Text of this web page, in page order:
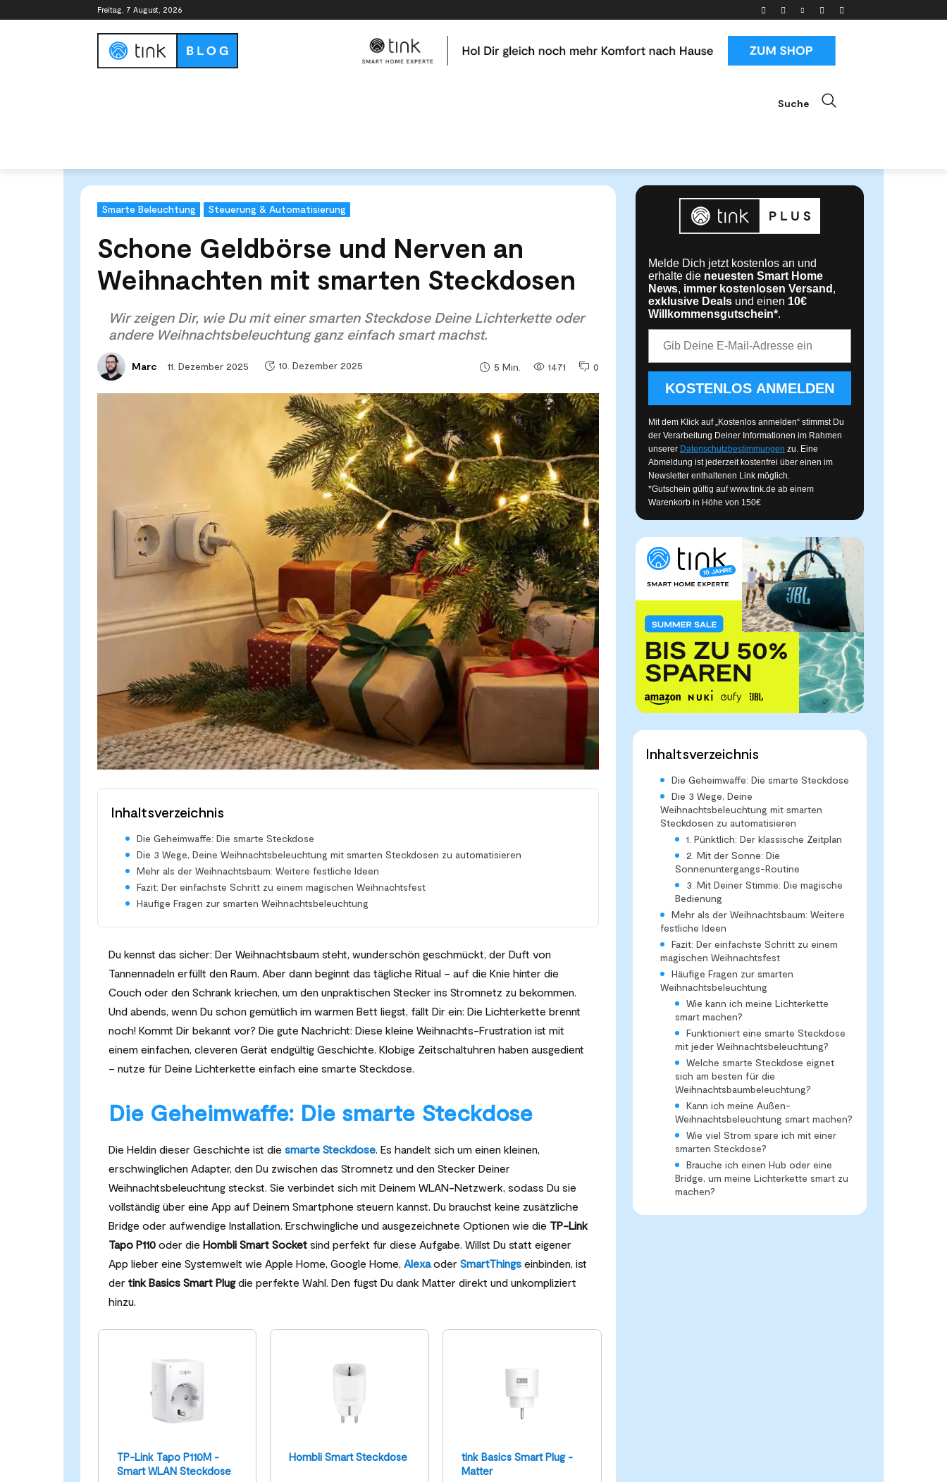
Freitag, 7 August, 2026
Suche
Smarte Beleuchtung Steuerung & Automatisierung
Schone Geldbörse und Nerven an
Weihnachten mit smarten Steckdosen
Wir zeigen Dir, wie Du mit einer smarten Steckdose Deine Lichterkette oder
andere Weihnachtsbeleuchtung ganz einfach smart machst.
Marc 11. Dezember 2025 10. Dezember 2025 0
1471
5 Min.
Inhaltsverzeichnis
Die Geheimwaffe: Die smarte Steckdose
Die 3 Wege, Deine Weihnachtsbeleuchtung mit smarten Steckdosen zu automatisieren
Mehr als der Weihnachtsbaum: Weitere festliche Ideen
Fazit: Der einfachste Schritt zu einem magischen Weihnachtsfest
Häufige Fragen zur smarten Weihnachtsbeleuchtung
Du kennst das sicher: Der Weihnachtsbaum steht, wunderschön geschmückt, der Duft von
Tannennadeln erfüllt den Raum. Aber dann beginnt das tägliche Ritual – auf die Knie hinter die
Couch oder den Schrank kriechen, um den unpraktischen Stecker ins Stromnetz zu bekommen.
Und abends, wenn Du schon gemütlich im warmen Bett liegst, fällt Dir ein: Die Lichterkette brennt
noch! Kommt Dir bekannt vor? Die gute Nachricht: Diese kleine Weihnachts-Frustration ist mit
einem einfachen, cleveren Gerät endgültig Geschichte. Klobige Zeitschaltuhren haben ausgedient
– nutze für Deine Lichterkette einfach eine smarte Steckdose.
Die Geheimwaffe: Die smarte Steckdose
Die Heldin dieser Geschichte ist die smarte Steckdose . Es handelt sich um einen kleinen,
erschwinglichen Adapter, den Du zwischen das Stromnetz und den Stecker Deiner
Weihnachtsbeleuchtung steckst. Sie verbindet sich mit Deinem WLAN-Netzwerk, sodass Du sie
vollständig über eine App auf Deinem Smartphone steuern kannst. Du brauchst keine zusätzliche
Bridge oder aufwendige Installation. Erschwingliche und ausgezeichnete Optionen wie die TP-Link
Tapo P110 oder die Hombli Smart Socket sind perfekt für diese Aufgabe. Willst Du statt eigener
App lieber eine Systemwelt wie Apple Home, Google Home, Alexaoder SmartThings einbinden, ist
der tink Basics Smart Plugdie perfekte Wahl. Den fügst Du dank Matter direkt und unkompliziert
hinzu.
TP-Link Tapo P110M -
Smart WLAN Steckdose
Hombli Smart Steckdose
tink Basics Smart Plug -
Matter
Melde Dich jetzt kostenlos an und
erhalte die neuesten Smart Home
News, immer kostenlosen Versand ,
exklusive Deals und einen 10€
Willkommensgutschein*.
KOSTENLOS ANMELDEN
Mit dem Klick auf „Kostenlos anmelden“ stimmst Du
der Verarbeitung Deiner Informationen im Rahmen
unserer Datenschutzbestimmungen zu. Eine
Abmeldung ist jederzeit kostenfrei über einen im
Newsletter enthaltenen Link möglich.
*Gutschein gültig aufwww.tink.de ab einem
Warenkorb in Höhe von 150€
Inhaltsverzeichnis
Die Geheimwaffe: Die smarte Steckdose
Die 3 Wege, Deine
Weihnachtsbeleuchtung mit smarten
Steckdosen zu automatisieren
1. Pünktlich: Der klassische Zeitplan
2. Mit der Sonne: Die
Sonnenuntergangs-Routine
3. Mit Deiner Stimme: Die magische
Bedienung
Mehr als der Weihnachtsbaum: Weitere
festliche Ideen
Fazit: Der einfachste Schritt zu einem
magischen Weihnachtsfest
Häufige Fragen zur smarten
Weihnachtsbeleuchtung
Wie kann ich meine Lichterkette
smart machen?
Funktioniert eine smarte Steckdose
mit jeder Weihnachtsbeleuchtung?
Welche smarte Steckdose eignet
sich am besten für die
Weihnachtsbaumbeleuchtung?
Kann ich meine Außen-
Weihnachtsbeleuchtung smart machen?
Wie viel Strom spare ich mit einer
smarten Steckdose?
Brauche ich einen Hub oder eine
Bridge, um meine Lichterkette smart zu
machen?